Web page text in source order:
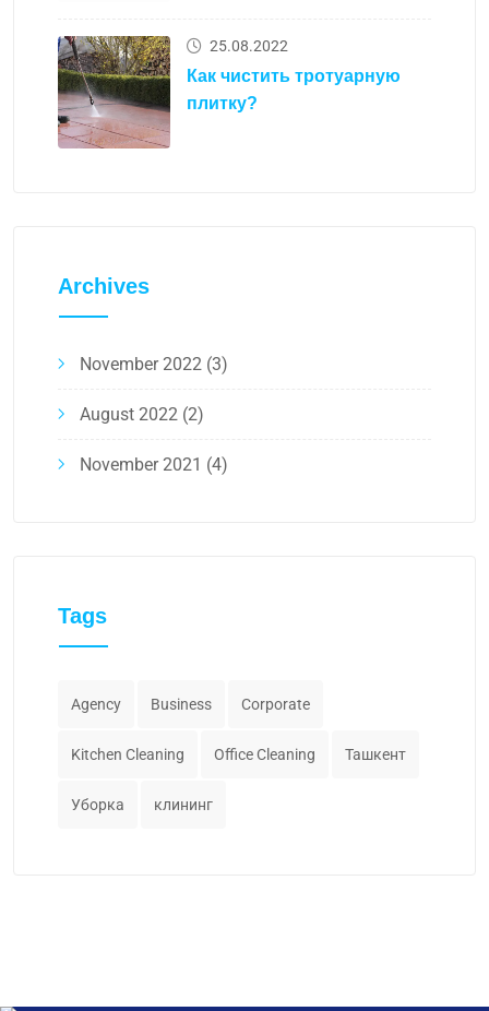
25.08.2022
Как чистить тротуарную
плитку?
Archives
November 2022 (3)
August 2022 (2)
November 2021 (4)
Tags
Agency Business Corporate
Kitchen Cleaning Office Cleaning Ташкент
Уборка клининг